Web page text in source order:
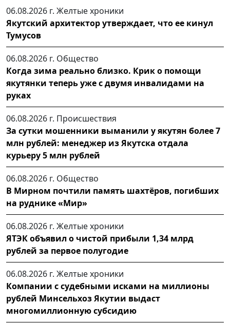
06.08.2026 г. Желтые хроники
Якутский архитектор утверждает, что ее кинул
Тумусов
06.08.2026 г. Общество
Когда зима реально близко. Крик о помощи
якутянки теперь уже с двумя инвалидами на
руках
06.08.2026 г. Происшествия
За сутки мошенники выманили у якутян более 7
млн рублей: менеджер из Якутска отдала
курьеру 5 млн рублей
06.08.2026 г. Общество
В Мирном почтили память шахтёров, погибших
на руднике «Мир»
06.08.2026 г. Желтые хроники
ЯТЭК объявил о чистой прибыли 1,34 млрд
рублей за первое полугодие
06.08.2026 г. Желтые хроники
Компании с судебными исками на миллионы
рублей Минсельхоз Якутии выдаст
многомиллионную субсидию